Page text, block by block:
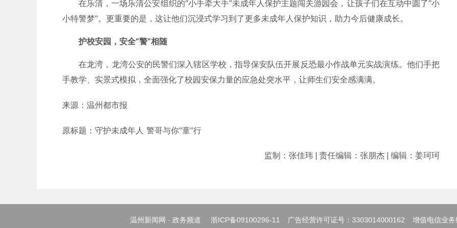
在乐清，一场乐清公安组织的“小手牵大手”未成年人保护主题闯关游园会，让孩子们在互动中圆了“小
小特警梦”。更重要的是，这让他们沉浸式学习到了更多未成年人保护知识，助力今后健康成长。
护校安园，安全“警”相随
在龙湾，龙湾公安的民警们深入辖区学校，指导保安队伍开展反恐最小作战单元实战演练。他们手把
手教学、实景式模拟，全面强化了校园安保力量的应急处突水平，让师生们安全感满满。
来源：温州都市报
原标题：守护未成年人 警哥与你“童”行
监制：张佳玮 | 责任编辑：张朋杰 | 编辑：姜珂珂
温州新闻网 · 政务频道 浙ICP备09100296-11 广告经营许可证号：3303014000162 增值电信业